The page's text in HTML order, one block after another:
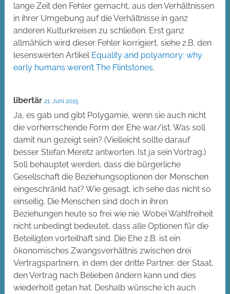
lange Zeit den Fehler gemacht, aus den Verhältnissen
in ihrer Umgebung auf die Verhältnisse in ganz
anderen Kulturkreisen zu schließen. Erst ganz
allmählich wird dieser Fehler korrigiert, siehe z.B. den
lesenswerten Artikel Equality and polyamory: why
early humans weren’t The Flintstones.
libertär 21. Juni 2015
Ja, es gab und gibt Polygamie, wenn sie auch nicht
die vorherrschende Form der Ehe war/ist. Was soll
damit nun gezeigt sein? (Vielleicht sollte darauf
besser Stefan Meretz antworten. Ist ja sein Vortrag.)
Soll behauptet werden, dass die bürgerliche
Gesellschaft die Beziehungsoptionen der Menschen
eingeschränkt hat? Wie gesagt, ich sehe das nicht so
einseitig. Die Menschen sind doch in ihren
Beziehungen heute so frei wie nie. Wobei Wahlfreiheit
nicht unbedingt bedeutet, dass alle Optionen für die
Beteiligten vorteilhaft sind. Die Ehe z.B. ist ein
ökonomisches Zwangsverhältnis zwischen drei
Vertragspartnern, in dem der dritte Partner, der Staat,
den Vertrag nach Belieben ändern kann und dies
wiederholt getan hat. Deshalb wünsche ich auch